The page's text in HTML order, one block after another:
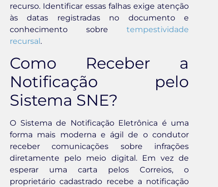
recurso. Identificar essas falhas exige atenção
às datas registradas no documento e
conhecimento sobre tempestividade
recursal.
Como Receber a
Notificação pelo
Sistema SNE?
O Sistema de Notificação Eletrônica é uma
forma mais moderna e ágil de o condutor
receber comunicações sobre infrações
diretamente pelo meio digital. Em vez de
esperar uma carta pelos Correios, o
proprietário cadastrado recebe a notificação